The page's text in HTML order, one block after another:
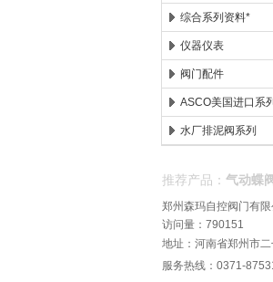
综合系列资料*
仪器仪表
阀门配件
ASCO美国进口系列
水厂排泥阀系列
推荐产品： 气动蝶
郑州森玛自控阀门有限
访问量：790151
地址：河南省郑州市
服务热线：0371-